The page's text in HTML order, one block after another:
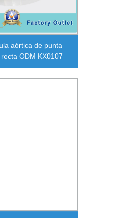
aórtica de punta
ODM KX0107